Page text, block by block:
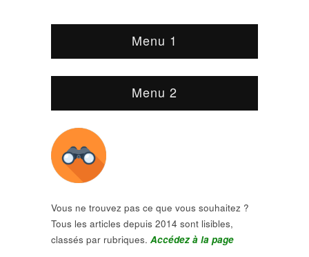
Menu 1
Menu 2
Vous ne trouvez pas ce que vous souhaitez ?
Tous les articles depuis 2014 sont lisibles,
classés par rubriques. Accédez à la page